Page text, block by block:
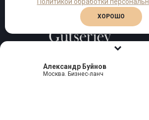
Александр Буйнов
Москва. Бизнес-ланч
Проекты Песни
Телефон:+7 (495) 909-99-
ХОРОШО